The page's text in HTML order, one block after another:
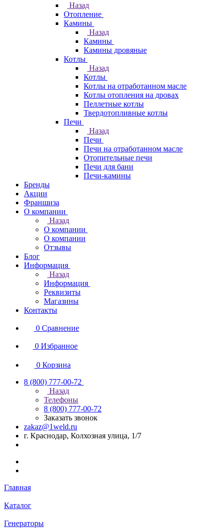
Назад
Отопление
Камины
Назад
Камины
Камины дровяные
Котлы
Назад
Котлы
Котлы на отработанном масле
Котлы отопления на дровах
Пеллетные котлы
Твердотопливные котлы
Печи
Назад
Печи
Печи на отработанном масле
Отопительные печи
Печи для бани
Печи-камины
Бренды
Акции
Франшиза
О компании
Назад
О компании
О компании
Отзывы
Блог
Информация
Назад
Информация
Реквизиты
Магазины
Контакты
0 Сравнение
0 Избранное
0 Корзина
8 (800) 777-00-72
Назад
Телефоны
8 (800) 777-00-72
Заказать звонок
zakaz@1weld.ru
г. Краснодар, Колхозная улица, 1/7
Главная
Каталог
Генераторы